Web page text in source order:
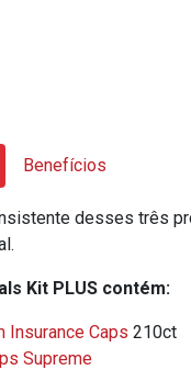
Benefícios
desses três
Kit PLUS contém:
Insurance Caps 210ct
Supreme